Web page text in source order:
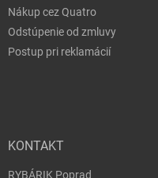
Nákup cez Quatro
Odstúpenie od zmluvy
Postup pri reklamácií
KONTAKT
RYBÁRIK Poprad